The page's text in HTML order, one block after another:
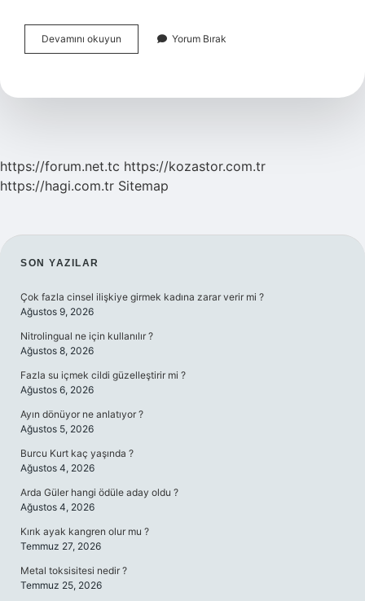
Devamını okuyun
Karismak
Yorum Bırak
https://forum.net.tc https://kozastor.com.tr
https://hagi.com.tr Sitemap
SIDEBAR
SON YAZILAR
Çok fazla cinsel ilişkiye girmek kadına zarar verir mi ?
Ağustos 9, 2026
Nitrolingual ne için kullanılır ?
Ağustos 8, 2026
Fazla su içmek cildi güzelleştirir mi ?
Ağustos 6, 2026
Ayın dönüyor ne anlatıyor ?
Ağustos 5, 2026
Burcu Kurt kaç yaşında ?
Ağustos 4, 2026
Arda Güler hangi ödüle aday oldu ?
Ağustos 4, 2026
Kırık ayak kangren olur mu ?
Temmuz 27, 2026
Metal toksisitesi nedir ?
Temmuz 25, 2026